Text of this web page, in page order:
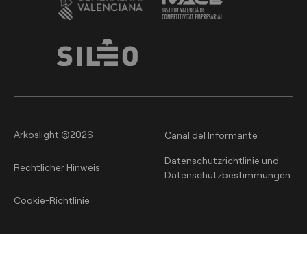
Arkoslight ©2026 Canal del Informante
Rechtlicher Hinweis
Datenschutzrichtlinie und
Datenschutzbestimmungen
Cookie-Richtlinie